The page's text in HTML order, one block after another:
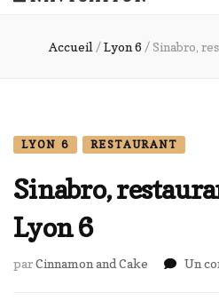
Accueil / Lyon 6 / Sinabro,
LYON 6 RESTAURANT
Sinabro,
Lyon 6
parCinnamon and Cake Un